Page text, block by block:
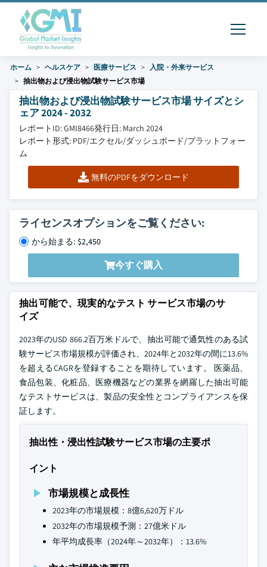
ホーム ヘルスケア 医療サービス
入院・外来サービス
抽出物および浸出物試験サービス市場
抽出物および浸出物試験サービス市場 サイズとシ
ェア 2024 - 2032
レポートID: GMI8466発行日: March 2024
レポート形式: PDF/エクセル/ダッシュボード/プラットフォー
ム
無料のPDFをダウンロード
ライセンスオプションをご覧ください:
から始まる: $2,450
今すぐ購入
抽出可能で、現実的なテスト サービス市場のサ
イズ
2023年のUSD 866.2百万米ドルで、抽出可能で通気性のある試
験サービス市場規模が評価され、2024年と2032年の間に13.6%
を超えるCAGRを登録することを期待しています。 医薬品、
食品包装、化粧品、医療機器などの業界を網羅した抽出可能
なテストサービスは、製品の安全性とコンプライアンスを保
証します。
抽出性・浸出性試験サービス市場の主要ポ
イント
市場規模と成長性
2023年の市場規模：8億6,620万ドル
2032年の市場規模予測：27億米ドル
年平均成長率（2024年～2032年）：13.6%